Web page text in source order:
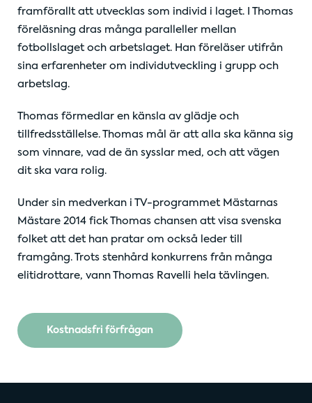
framförallt att utvecklas som individ i laget. I Thomas
föreläsning dras många paralleller mellan
fotbollslaget och arbetslaget. Han föreläser utifrån
sina erfarenheter om individutveckling i grupp och
arbetslag.
Thomas förmedlar en känsla av glädje och
tillfredsställelse. Thomas mål är att alla ska känna sig
som vinnare, vad de än sysslar med, och att vägen
dit ska vara rolig.
Under sin medverkan i TV-programmet Mästarnas
Mästare 2014 fick Thomas chansen att visa svenska
folket att det han pratar om också leder till
framgång. Trots stenhård konkurrens från många
elitidrottare, vann Thomas Ravelli hela tävlingen.
Kostnadsfri förfrågan